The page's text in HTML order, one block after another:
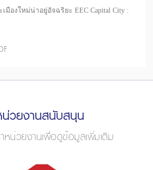
มืองใหม่น่าอยู่อัจฉริยะ EEC Capital City :
วยงานสนับสนุน
น่วยงานเพื่อดูข้อมูลเพิ่มเติม